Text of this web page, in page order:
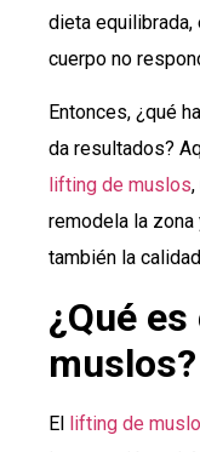
dieta
cuerpo no
Entonces, ¿qué
da resultados?
lifting de muslos
remodela la
también la
¿Qué
muslos?
El lifting de